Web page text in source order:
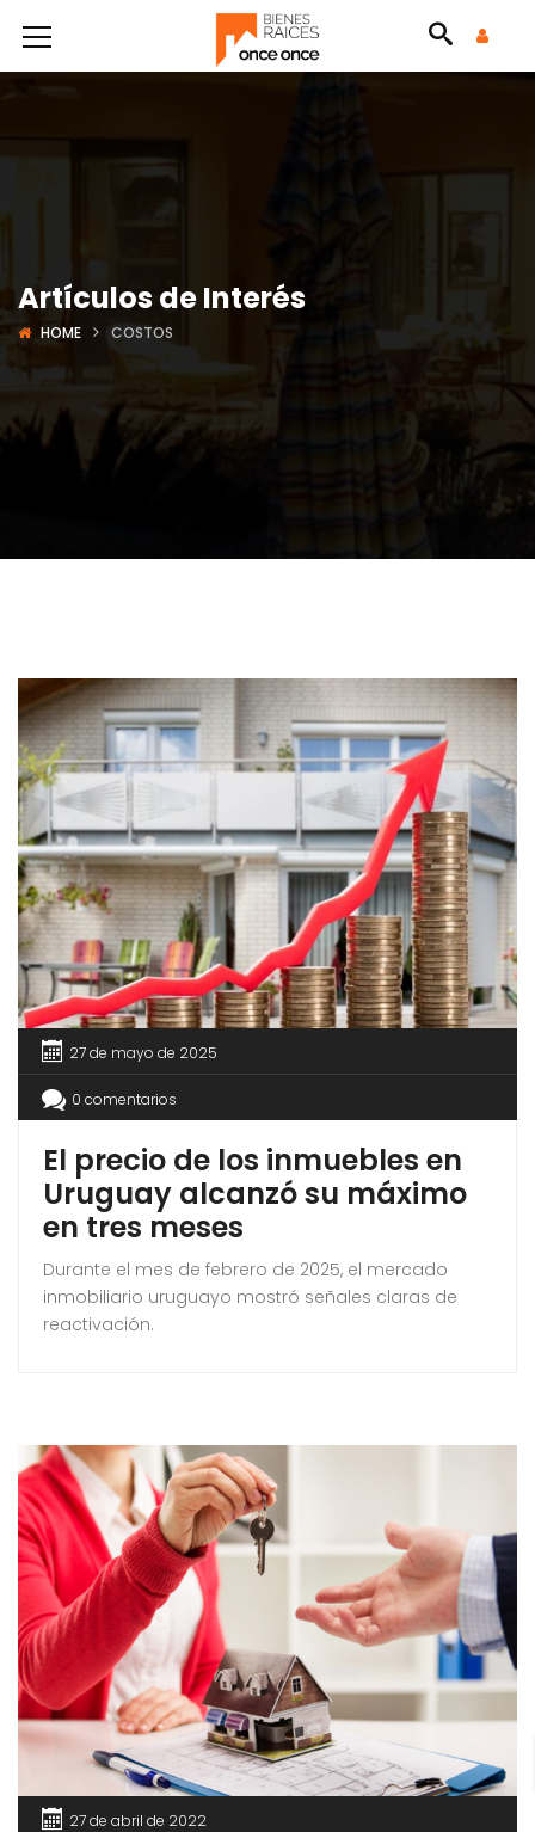
Artículos de Interés
HOME COSTOS
27 de mayo de 2025
0 comentarios
El precio de los inmuebles en
Uruguay alcanzó su máximo
en tres meses
Durante el mes de febrero de 2025, el mercado
inmobiliario uruguayo mostró señales claras de
reactivación.
27 de abril de 2022